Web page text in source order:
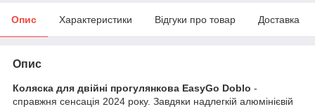
Опис Характеристики Відгуки про товар Доставка
Опис
Коляска для двійні прогулянкова EasyGo Doblo -
справжня сенсація 2024 року. Завдяки надлегкій алюмінієвій